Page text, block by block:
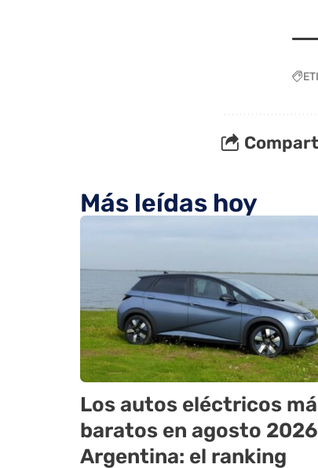
Más leídas hoy
Los autos eléctricos
baratos en agosto
Argentina: el ranking